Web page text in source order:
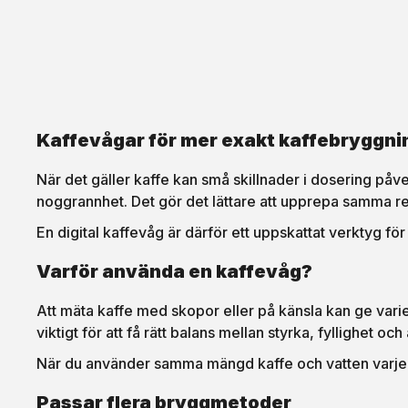
Kaffevågar för mer exakt
När det gäller kaffe kan små skillnader i dosering
noggrannhet. Det gör det lättare att upprepa samma
En digital kaffevåg är därför ett uppskattat verktyg
Varför använda en kaffevåg?
Att mäta kaffe med skopor eller på känsla kan ge
viktigt för att få rätt balans mellan styrka, fyllighet och
När du använder samma mängd kaffe och vatten
Passar flera bryggmetoder